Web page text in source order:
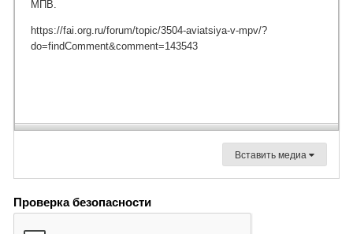
Вставить медиа
Проверка безопасности